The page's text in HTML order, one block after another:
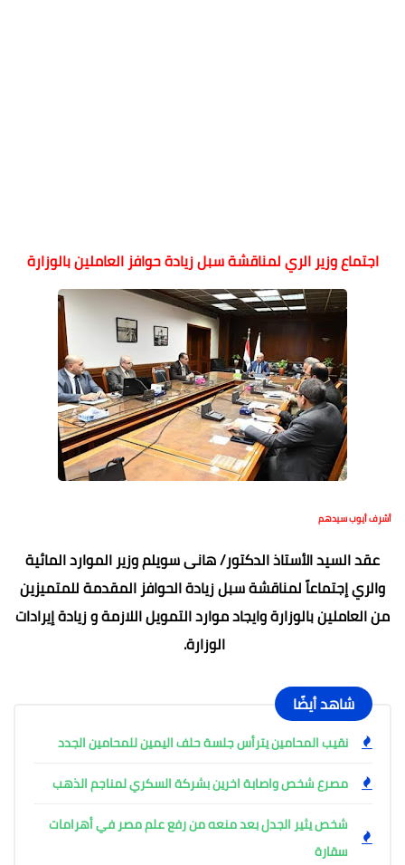
اجتماع وزير الري لمناقشة سبل زيادة حوافز العاملين بالوزارة
أشرف أيوب سيدهم
عقد السيد الأستاذ الدكتور/ هانى سويلم وزير الموارد المائية
والري إجتماعاً لمناقشة سبل زيادة الحوافز المقدمة للمتميزين
من العاملين بالوزارة وايجاد موارد التمويل اللازمة و زيادة إيرادات
الوزارة.
شاهد أيضًا
نقيب المحامين يترأس جلسة حلف اليمين للمحامين الجدد
مصرع شخص واصابة اخرين بشركة السكري لمناجم الذهب
شخص يثير الجدل بعد منعه من رفع علم مصر في أهرامات
سقارة